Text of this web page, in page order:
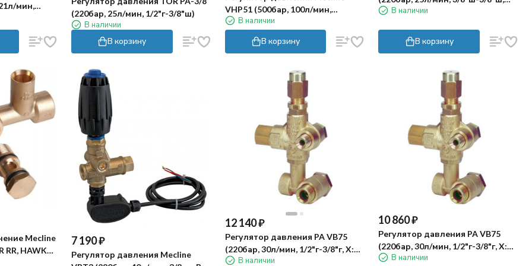
мин,
73, микр.)
(220бар, 25л/мин, 1/2"г-3/8"ш)
В наличии
В корзину
VHP51 (500бар, 100л/мин,
1/2"г-1/2"г, By-pass 1/2"г,
никел.лат)
В наличии
В корзину
By-pass 3/8"г)
В наличии
В корзину
Mecline
RR, HAWK
TWE-VML-
7 190₽
Регулятор давления Mecline
12 140₽
Регулятор давления PA VB75
(220бар, 30л/мин, 1/2"г-3/8"г, X:5
Y:56)В наличии
10 860₽
Регулятор давления PA VB75
(220бар, 30л/мин, 1/2"г-3/8"г, X:11
Y:58-62​)
В наличии